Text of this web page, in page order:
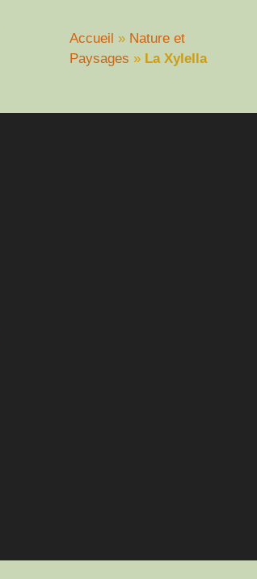
Accueil » Nature et
Paysages » La Xylella